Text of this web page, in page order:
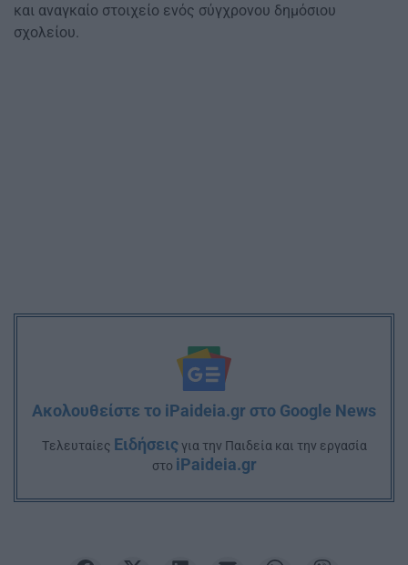
και αναγκαίο στοιχείο ενός σύγχρονου δημόσιου
σχολείου.
Ακολουθείστε το iPaideia.gr στο Google News
Tελευταίες Ειδήσειςγια την Παιδεία και την εργασία
στο iPaideia.gr